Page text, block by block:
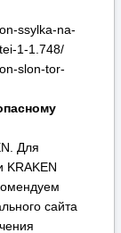
сайта
так как
и
полного
окна
может
перед входом